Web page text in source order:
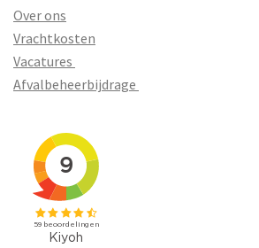
Over ons
Vrachtkosten
Vacatures
Afvalbeheerbijdrage